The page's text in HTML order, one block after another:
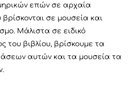
επών σε αρχαία
βρίσκονται σε μουσεία και
Μάλιστα σε ειδικό
του βιβλίου, βρίσκουμε τα
αυτών και τα μουσεία τα